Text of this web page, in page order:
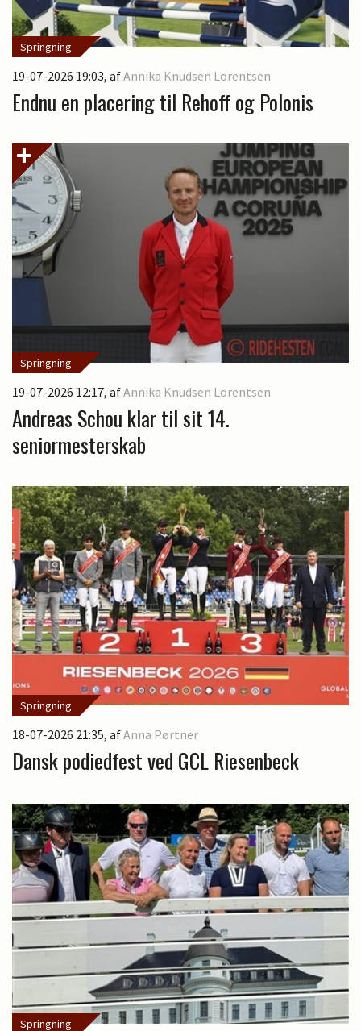
Springning
19-07-2026 19:03, afAnnika Knudsen Lorentsen
Endnu en placering til Rehoff og Polonis
Springning
19-07-2026 12:17, afAnnika Knudsen Lorentsen
Andreas Schou klar til sit 14.
seniormesterskab
Springning
18-07-2026 21:35, afAnna Pørtner
Dansk podiedfest ved GCL Riesenbeck
Springning